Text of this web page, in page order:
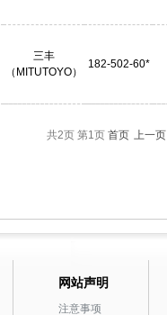
三丰
（MITUTOYO）
182-502-60*
共2页 第1页 首页 上一页
网站声明
注意事项